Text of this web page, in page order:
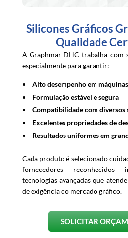
Silicones Gráficos
Qualidade
A Graphmar DHC trabalha com
especialmente para garantir:
Alto desempenho em
Formulação estável e segura
Compatibilidade com diversos
Excelentes propriedades de
Resultados uniformes em
Cada produto é selecionado
fornecedores reconhecidos
tecnologias avançadas que
de exigência do mercado gráfico.
SOLICITAR